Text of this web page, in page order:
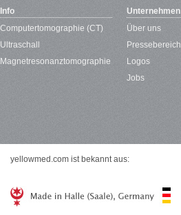
Info
Computertomographie (CT)
Ultraschall
Magnetresonanztomographie
Unternehmen
Über uns
Pressebereich
Logos
Jobs
yellowmed.com ist bekannt aus: